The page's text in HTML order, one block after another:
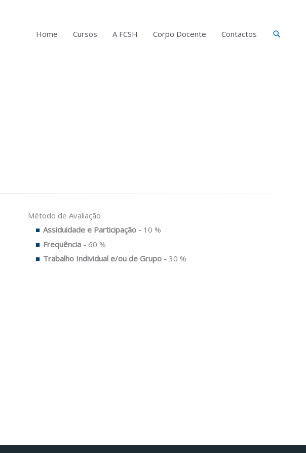
Home Cursos A FCSH Corpo Docente Contactos Search
Método de Avaliação
Assiduidade e Participação - 10 %
Frequência - 60 %
Trabalho Individual e/ou de Grupo - 30 %